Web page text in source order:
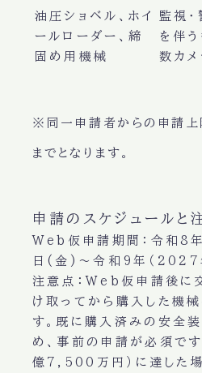
油圧ショベル、ホイ
ールローダー、締
固め用機械
監視
を伴う
数カメ
※同一申請者からの申請
までとなります。
申請のスケジュールと
Web仮申請期間 ：令和8
日(金)〜令和9年（
注意点 ：Web仮申請後に
け取ってから購入した機
す。既に購入済みの安全
め、事前の申請が必須です
億7,500万円）に達した